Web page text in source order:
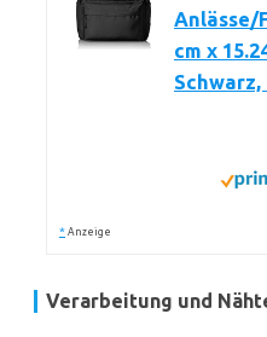
Anlässe/
cm x
Schwarz,
* Anzeige
Verarbeitung und